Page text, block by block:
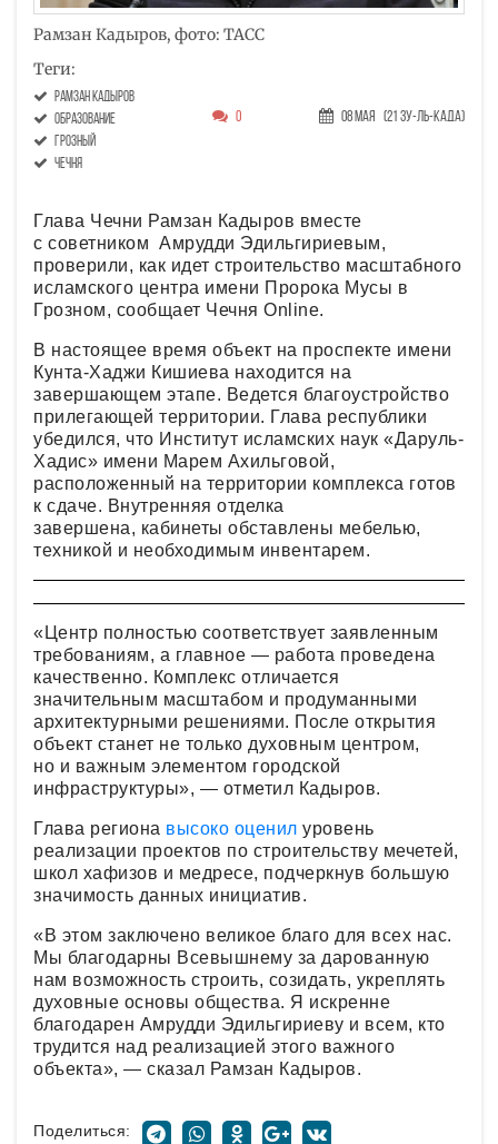
Рамзан Кадыров, фото: ТАСС
Теги:
Рамзан Кадыров
образование
Грозный
Чечня
0 08 Мая (21 Зу-ль-када)
Глава Чечни Рамзан Кадыров вместе
с советником Амрудди Эдильгириевым,
проверили, как идет строительство масштабного
исламского центра имени Пророка Мусы в
Грозном, сообщает Чечня Online.
В настоящее время объект на проспекте имени
Кунта-Хаджи Кишиева находится на
завершающем этапе. Ведется благоустройство
прилегающей территории. Глава республики
убедился, что Институт исламских наук «Даруль-
Хадис» имени Марем Ахильговой,
расположенный на территории комплекса готов
к сдаче. Внутренняя отделка
завершена, кабинеты обставлены мебелью,
техникой и необходимым инвентарем.
«Центр полностью соответствует заявленным
требованиям, а главное — работа проведена
качественно. Комплекс отличается
значительным масштабом и продуманными
архитектурными решениями. После открытия
объект станет не только духовным центром,
но и важным элементом городской
инфраструктуры», — отметил Кадыров.
Глава региона высоко оценил уровень
реализации проектов по строительству мечетей,
школ хафизов и медресе, подчеркнув большую
значимость данных инициатив.
«В этом заключено великое благо для всех нас.
Мы благодарны Всевышнему за дарованную
нам возможность строить, созидать, укреплять
духовные основы общества. Я искренне
благодарен Амрудди Эдильгириеву и всем, кто
трудится над реализацией этого важного
объекта», — сказал Рамзан Кадыров.
Поделиться: